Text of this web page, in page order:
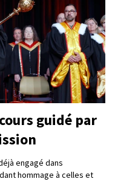
guidé par
engagé dans
hommage à celles et